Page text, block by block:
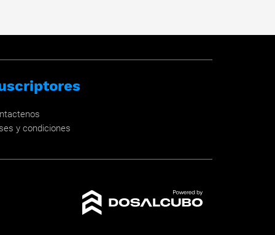
y condiciones